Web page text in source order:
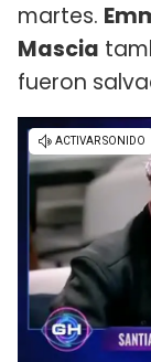
martes.
Mascia
fueron